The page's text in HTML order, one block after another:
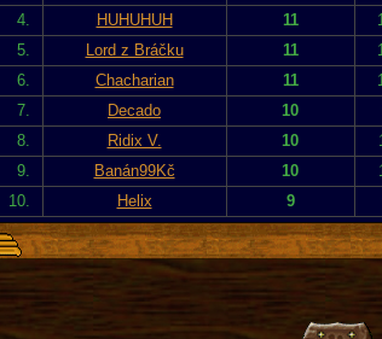
4.
HUHUHUH 11
5.
Lord z Bráčku 11
6.
Chacharian 11
7.
Decado 10
8.
Ridix V. 10
9.
Banán99Kč 10
10.
Helix 9